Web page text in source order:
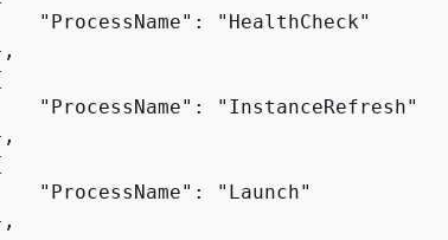
"ProcessName": "HealthCheck"
"ProcessName": "InstanceRefresh"
"ProcessName": "Launch"